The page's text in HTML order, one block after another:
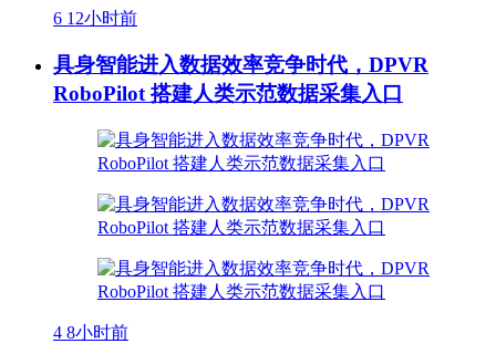
6 12小时前
具身智能进入数据效率竞争时代，DPVR
RoboPilot 搭建人类示范数据采集入口
4 8小时前